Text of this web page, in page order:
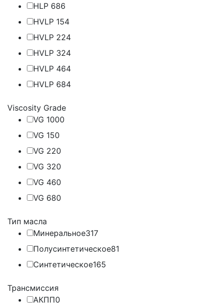
HLP 686
HVLP 154
HVLP 224
HVLP 324
HVLP 464
HVLP 684
Viscosity Grade
VG 1000
VG 150
VG 220
VG 320
VG 460
VG 680
Тип масла
Минеральное317
Полусинтетическое81
Синтетическое165
Трансмиссия
АКПП0